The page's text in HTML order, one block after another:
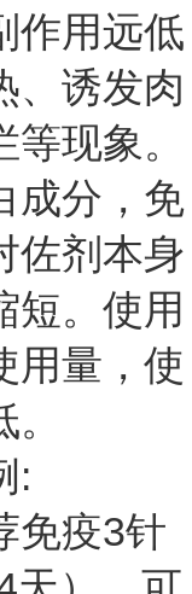
作用远低
、诱发肉
现象。
成分，免
佐剂本身
短。使用
用量，使
:
免疫3针